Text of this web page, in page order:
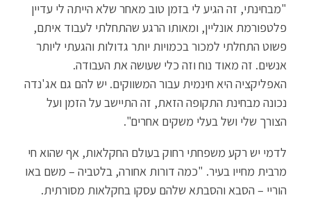
"מבחינתי, זה הגיע לי בזמן טוב מאחר שלא הייתה לי עדיין
פלטפורמת אונליין, ומאותו הרגע שהתחלתי לעבוד איתם,
פשוט התחלתי למכור בכמויות יותר גדולות והגעתי ליותר
אנשים. זה מאוד נוח וזה כלי שעושה את העבודה.
האפליקציה היא חינמית עבור המשווקים. יש להם גם אג'נדה
נכונה מבחינת התקופה הזאת, זה התיישב על הזמן ועל
הצורך שלי ושל בעלי משקים אחרים".
לדמי יש רקע משפחתי רחוק בעולם החקלאות, אף שהוא חי
מרבית מחייו בעיר. "כמה דורות אחורה, בלטביה – משם באו
הוריי – הסבא והסבתא שלהם עסקו בחקלאות מסורתית.